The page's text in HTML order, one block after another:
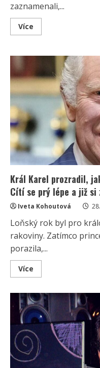
zaznamenali,...
Více
more
o
Něrgešovou:
Moderátorka
bojuje
s
velmi
nemocí.
Museli
vyoperovat
nádor
Král Karel prozradil,
Cítí se prý lépe a již si
Iveta Kohoutová
Loňský rok byl pro
rakoviny. Zatímco
porazila,...
Více
more
Karel
prozradil,
jak
na
tom
je
s
léčbou
rakoviny.
Cítí